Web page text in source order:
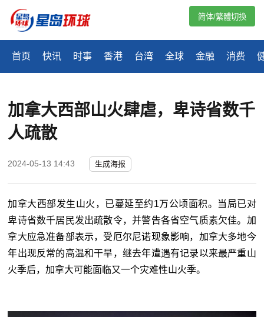
首页 快讯 时事 香港 台湾 全球 金融 消费
简体/繁體切換
加拿大西部山火肆虐，卑诗省数千
人疏散
2024-05-13 14:43 生成海报
加拿大西部发生山火，已蔓延至约1万公顷面积。当局已对
卑诗省数千居民发出疏散令，并警告各省空气质素欠佳。加
拿大应急准备部表示，受厄尔尼诺现象影响，加拿大多地今
年出现反常的高温和干旱，继去年遭遇有记录以来最严重山
火季后，加拿大可能面临又一个灾难性山火季。